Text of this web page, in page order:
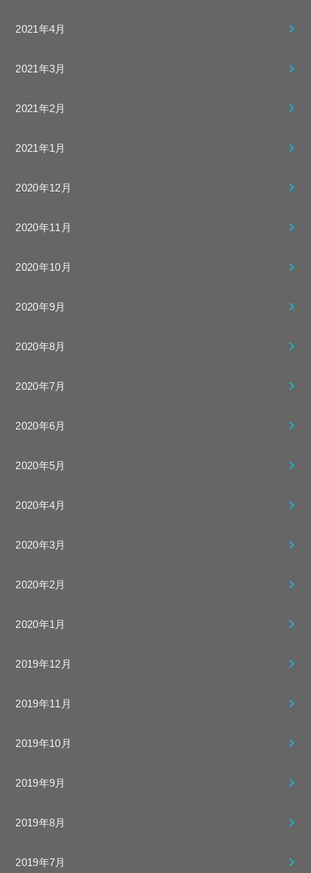
2021年4月
2021年3月
2021年2月
2021年1月
2020年12月
2020年11月
2020年10月
2020年9月
2020年8月
2020年7月
2020年6月
2020年5月
2020年4月
2020年3月
2020年2月
2020年1月
2019年12月
2019年11月
2019年10月
2019年9月
2019年8月
2019年7月